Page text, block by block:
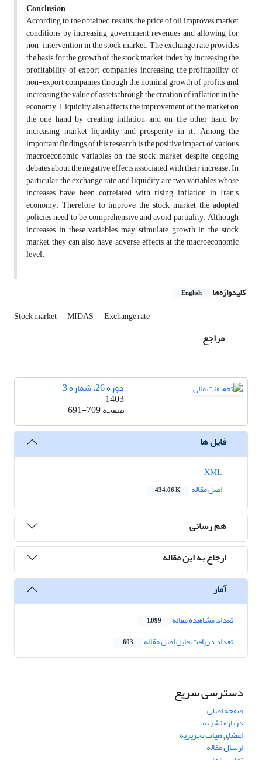
Conclusion
According to the obtained results, the price of oil improves market
conditions by increasing government revenues and allowing for
non-intervention in the stock market. The exchange rate provides
the basis for the growth of the stock market index by increasing the
profitability of export companies, increasing the profitability of
non-export companies through the nominal growth of profits, and
increasing the value of assets through the creation of inflation in the
economy. Liquidity also affects the improvement of the market on
the one hand by creating inflation and on the other hand by
increasing market liquidity and prosperity in it. Among the
important findings of this research is the positive impact of various
macroeconomic variables on the stock market, despite ongoing
debates about the negative effects associated with their increase. In
particular, the exchange rate and liquidity are two variables whose
increases have been correlated with rising inflation in Iran's
economy. Therefore, to improve the stock market, the adopted
policies need to be comprehensive and avoid partiality. Although
increases in these variables may stimulate growth in the stock
market, they can also have adverse effects at the macroeconomic
level.
کلیدواژه‌ها English
Stock market MIDAS Exchange rate
مراجع
دوره 26، شماره 3
1403
صفحه691-709
فایل ها
اصل مقاله
434.06 K
هم رسانی
ارجاع به این مقاله
آمار
تعداد مشاهده مقاله 1,099
تعداد دریافت فایل اصل مقاله 603
دسترسی سریع
صفحه اصلی
درباره نشریه
اعضای هیات تحریریه
ارسال مقاله